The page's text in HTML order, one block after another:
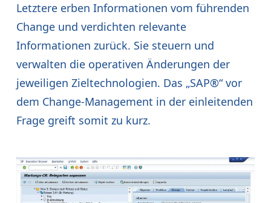
Letztere erben Informationen vom führenden
Change und verdichten relevante
Informationen zurück. Sie steuern und
verwalten die operativen Änderungen der
jeweiligen Zieltechnologien. Das „SAP®“ vor
dem Change-Management in der einleitenden
Frage greift somit zu kurz.